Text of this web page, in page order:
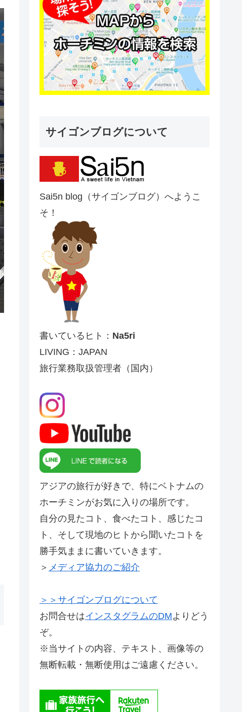
サイゴンブログについて
Sai5n blog（サイゴンブログ）へようこ
そ！
書いているヒト： Na5ri
LIVING：JAPAN
旅行業務取扱管理者（国内）
アジアの旅行が好きで、特にベトナムの
ホーチミンがお気に入りの場所です。
自分の見たコト、食べたコト、感じたコ
ト、そして現地のヒトから聞いたコトを
勝手気ままに書いていきます。
＞ メディア協力のご紹介
＞＞サイゴンブログについて
お問合せはインスタグラムのDMよりどう
ぞ。
※当サイトの内容、テキスト、画像等の
無断転載・無断使用はご遠慮ください。